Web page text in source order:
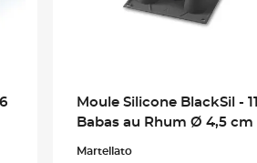
Moule Silicone BlackSil - 11
Babas au Rhum Ø 4,5 cm
Martellato